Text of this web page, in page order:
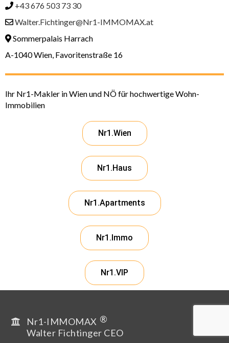
+43 676 503 73 30
Walter.Fichtinger@Nr1-IMMOMAX.at
Sommerpalais Harrach
A-1040 Wien, Favoritenstraße 16
Ihr Nr1-Makler in Wien und NÖ für hochwertige Wohn-
Immobilien
Nr1.Wien
Nr1.Haus
Nr1.Apartments
Nr1.Immo
Nr1.VIP
Nr1-IMMOMAX ®
Walter Fichtinger CEO